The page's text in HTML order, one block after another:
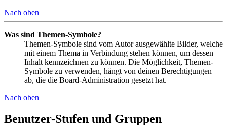
Nach oben
Was sind Themen-Symbole?
Themen-Symbole sind vom Autor ausgewählte Bilder, welche
mit einem Thema in Verbindung stehen können, um dessen
Inhalt kennzeichnen zu können. Die Möglichkeit, Themen-
Symbole zu verwenden, hängt von deinen Berechtigungen
ab, die die Board-Administration gesetzt hat.
Nach oben
Benutzer-Stufen und Gruppen